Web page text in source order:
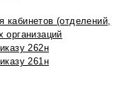
кабинетов (отделений,
организаций
262н
261н